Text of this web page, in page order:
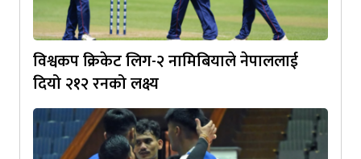
विश्वकप क्रिकेट लिग-२ नामिबियाले नेपाललाई
दियो २१२ रनको लक्ष्य